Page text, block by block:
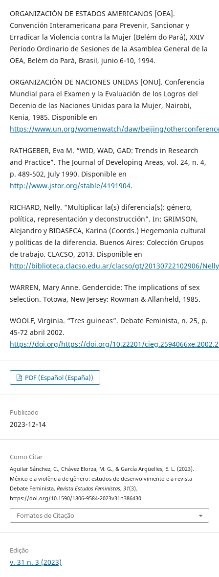
ORGANIZACIÓN DE ESTADOS AMERICANOS [OEA].
Convención Interamericana para Prevenir, Sancionar y
Erradicar la Violencia contra la Mujer (Belém do Pará), XXIV
Periodo Ordinario de Sesiones de la Asamblea General de la
OEA, Belém do Pará, Brasil, junio 6-10, 1994.
ORGANIZACIÓN DE NACIONES UNIDAS [ONU]. Conferencia
Mundial para el Examen y la Evaluación de los Logros del
Decenio de las Naciones Unidas para la Mujer, Nairobi,
Kenia, 1985. Disponible en
https://www.un.org/womenwatch/daw/beijing/
RATHGEBER, Eva M. “WID, WAD, GAD: Trends in Research
and Practice”. The Journal of Developing Areas, vol. 24, n. 4,
p. 489-502, July 1990. Disponible en
http://www.jstor.org/stable/4191904.
RICHARD, Nelly. “Multiplicar la(s) diferencia(s): género,
política, representación y deconstrucción”. In: GRIMSON,
Alejandro y BIDASECA, Karina (Coords.) Hegemonía cultural
y políticas de la diferencia. Buenos Aires: Colección Grupos
de trabajo. CLACSO, 2013. Disponible en
http://biblioteca.clacso.edu.ar/clacso/gt/20130722102906/
WARREN, Mary Anne. Gendercide: The implications of sex
selection. Totowa, New Jersey: Rowman & Allanheld, 1985.
WOOLF, Virginia. “Tres guineas”. Debate Feminista, n. 25, p.
45-72 abril 2002.
https://doi.org/https://doi.org/10.22201/
PDF (Español (España))
Publicado
2023-12-14
Como Citar
Aguilar Sánchez, C., Chávez Elorza, M. G., & García Argüelles, E. L. (2023).
México e a violência de gênero: estudos de desenvolvimento e a revista
Debate Feminista. Revista Estudos Feministas, 31(3).
https://doi.org/10.1590/1806-9584-2023v31n386430
Fomatos de Citação
Edição
v. 31 n. 3 (2023)